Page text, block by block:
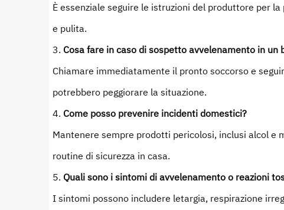
È essenziale seguire le istruzioni del produttore per
e pulita.
Cosa fare in caso di sospetto avvelenamento in un
Chiamare immediatamente il pronto soccorso e
potrebbero peggiorare la situazione.
Come posso prevenire incidenti domestici?
Mantenere sempre prodotti pericolosi, inclusi alcol e
routine di sicurezza in casa.
Quali sono i sintomi di avvelenamento o reazioni
I sintomi possono includere letargia, respirazione